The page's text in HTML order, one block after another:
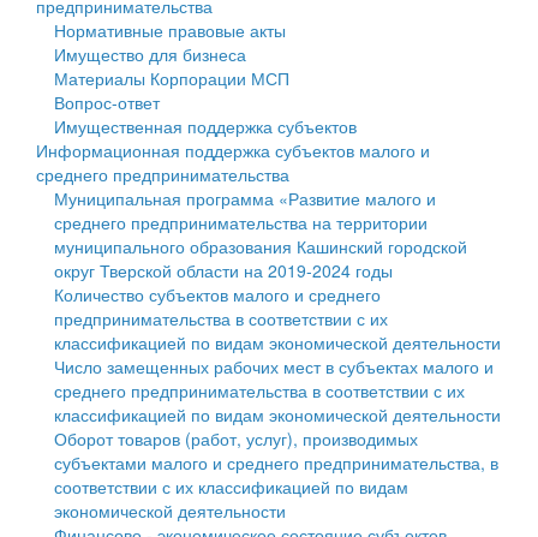
Государственные услуги
Промышленность и АПК
Экономика и бизнес
...
Символика
Устав
Гостям округа
Туризм
Культура
Образование
Здравоохранение
Социальная защита
Фотоальбом
муниципального округа Тверской области
Администрация Кашинского муниципального округа
Тверской области
Управление сельскими территориями
Открытые данные
Работа с обращениями граждан
Муниципальный контроль
Муниципальные услуги
Проекты административных регламентов
Антимонопольный комплаенс
Противодействие коррупции
Финансовое управление
Бюджет для граждан
Имущество
Выявление правообладателей ранее учтенных
объектов недвижимости
Имущественная поддержка субъектов малого и
среднего предпринимательства
Информационная поддержка субъектов малого и
среднего предпринимательства
Муниципальные программы
Контрольно-счетная палата
предпринимательства
Нормативные правовые акты
Имущество для бизнеса
Материалы Корпорации МСП
Вопрос-ответ
Имущественная поддержка субъектов
Информационная поддержка субъектов малого и
среднего предпринимательства
Муниципальная программа «Развитие малого и
среднего предпринимательства на территории
муниципального образования Кашинский городской
округ Тверской области на 2019-2024 годы
Количество субъектов малого и среднего
предпринимательства в соответствии с их
классификацией по видам экономической деятельности
Число замещенных рабочих мест в субъектах малого и
среднего предпринимательства в соответствии с их
классификацией по видам экономической деятельности
Оборот товаров (работ, услуг), производимых
субъектами малого и среднего предпринимательства, в
соответствии с их классификацией по видам
экономической деятельности